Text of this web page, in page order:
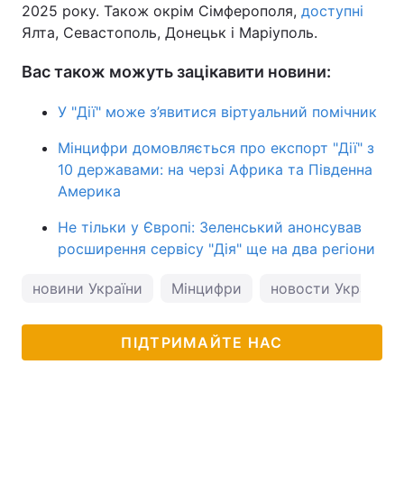
2025 року. Також окрім Сімферополя, доступні
Ялта, Севастополь, Донецьк і Маріуполь.
Вас також можуть зацікавити новини:
У "Дії" може з’явитися віртуальний помічник
Мінцифри домовляється про експорт "Дії" з
10 державами: на черзі Африка та Південна
Америка
Не тільки у Європі: Зеленський анонсував
росширення сервісу "Дія" ще на два регіони
новини України Мінцифри новости Украины
ПІДТРИМАЙТЕ НАС